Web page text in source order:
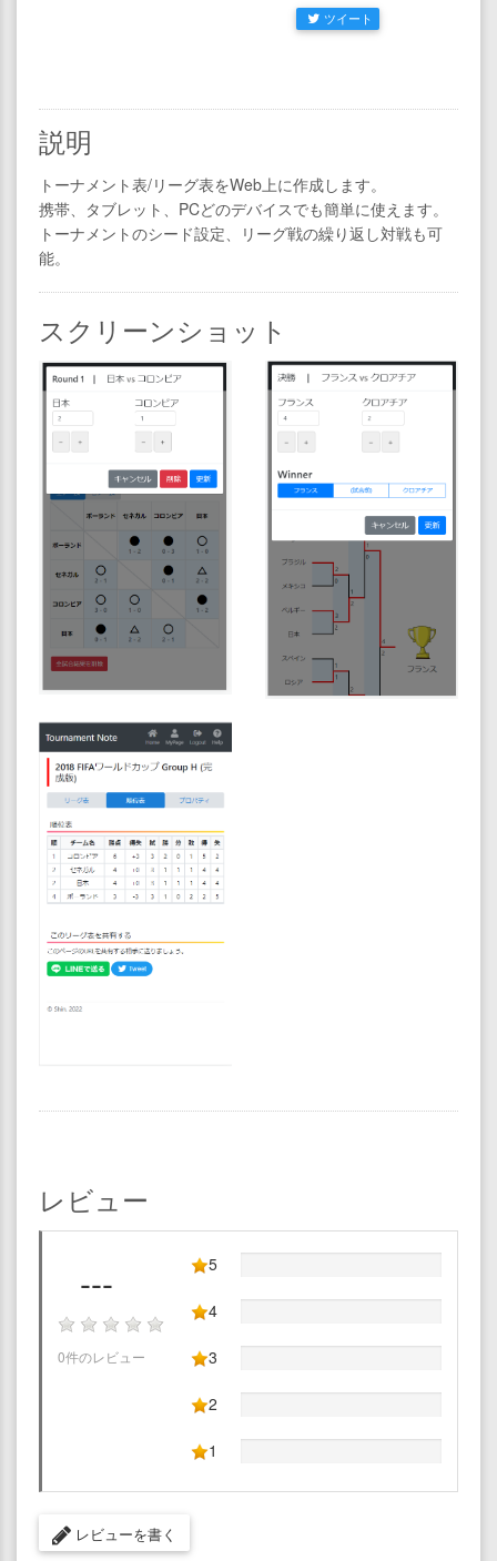
ツイート
説明
トーナメント表/リーグ表をWeb上に作成します。
携帯、タブレット、PCどのデバイスでも簡単に使えます。
トーナメントのシード設定、リーグ戦の繰り返し対戦も可
能。
スクリーンショット
レビュー
---
0件のレビュー
5
4
3
2
1
レビューを書く